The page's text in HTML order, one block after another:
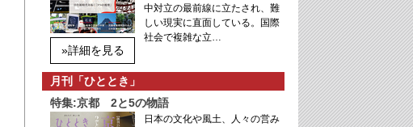
»詳細を見る
中対立の最前線に立たされ、難
しい現実に直面している。国際
社会で複雑な立…
月刊「ひととき」
特集:京都 2と5の物語
日本の文化や風土、人々の営み